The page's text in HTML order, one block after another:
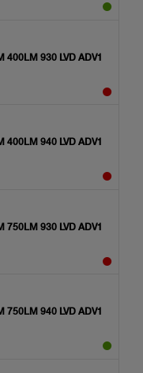
400LM 930 LVD ADV1
400LM 940 LVD ADV1
750LM 930 LVD ADV1
750LM 940 LVD ADV1